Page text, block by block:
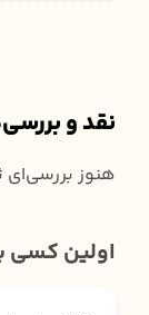
نقد و
هنوز
اولین کسی